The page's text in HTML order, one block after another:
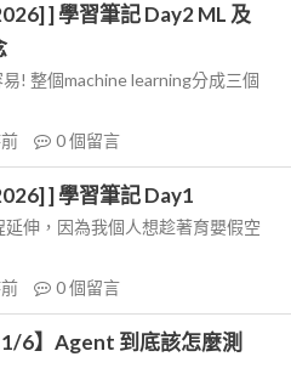
] 學習筆記 Day2 ML 及
! 整個machine learning分成三個
0個留言
] 學習筆記 Day1
伸，因為我個人想趁著育嬰假空
0個留言
6】Agent 到底該怎麼測